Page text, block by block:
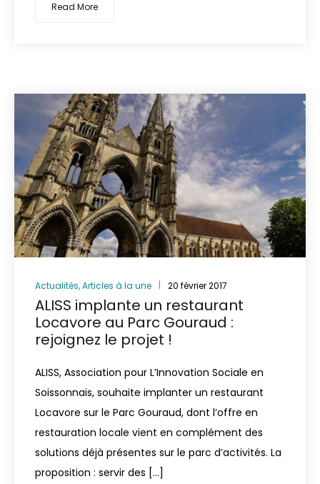
Read More
Actualités,Articles à la une 20 février 2017
ALISS implante un restaurant
Locavore au Parc Gouraud :
rejoignez le projet !
ALISS, Association pour L’Innovation Sociale en
Soissonnais, souhaite implanter un restaurant
Locavore sur le Parc Gouraud, dont l’offre en
restauration locale vient en complément des
solutions déjà présentes sur le parc d’activités. La
proposition : servir des […]